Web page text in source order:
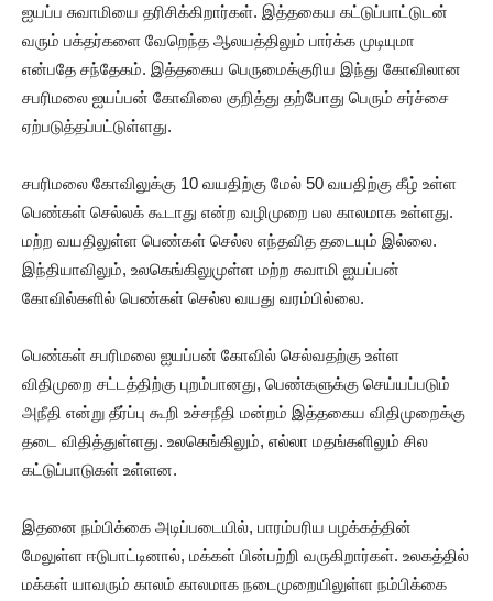
ஐயப்ப சுவாமியை தரிசிக்கிறார்கள். இத்தகைய கட்டுப்பாட்டுடன்
வரும் பக்தர்களை வேறெந்த ஆலயத்திலும் பார்க்க முடியுமா
என்பதே சந்தேகம். இத்தகைய பெருமைக்குரிய இந்து கோவிலான
சபரிமலை ஐயப்பன் கோவிலை குறித்து தற்போது பெரும் சர்ச்சை
ஏற்படுத்தப்பட்டுள்ளது.
சபரிமலை கோவிலுக்கு 10 வயதிற்கு மேல் 50 வயதிற்கு கீழ் உள்ள
பெண்கள் செல்லக் கூடாது என்ற வழிமுறை பல காலமாக உள்ளது.
மற்ற வயதிலுள்ள பெண்கள் செல்ல எந்தவித தடையும் இல்லை.
இந்தியாவிலும், உலகெங்கிலுமுள்ள மற்ற சுவாமி ஐயப்பன்
கோவில்களில் பெண்கள் செல்ல வயது வரம்பில்லை.
பெண்கள் சபரிமலை ஐயப்பன் கோவில் செல்வதற்கு உள்ள
விதிமுறை சட்டத்திற்கு புறம்பானது, பெண்களுக்கு செய்யப்படும்
அநீதி என்று தீர்ப்பு கூறி உச்சநீதி மன்றம் இத்தகைய விதிமுறைக்கு
தடை விதித்துள்ளது. உலகெங்கிலும், எல்லா மதங்களிலும் சில
கட்டுப்பாடுகள் உள்ளன.
இதனை நம்பிக்கை அடிப்படையில், பாரம்பரிய பழக்கத்தின்
மேலுள்ள ஈடுபாட்டினால், மக்கள் பின்பற்றி வருகிறார்கள். உலகத்தில்
மக்கள் யாவரும் காலம் காலமாக நடைமுறையிலுள்ள நம்பிக்கை